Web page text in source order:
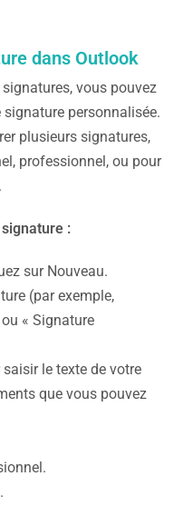
dans Outlook
vous pouvez
personnalisée.
plusieurs signatures,
professionnel, ou pour
:
sur Nouveau.
(par exemple,
« Signature
le texte de votre
que vous pouvez